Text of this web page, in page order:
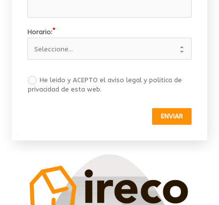
Horario:
He leido y ACEPTO el aviso legal y politica de
privacidad de esta web.
ENVIAR